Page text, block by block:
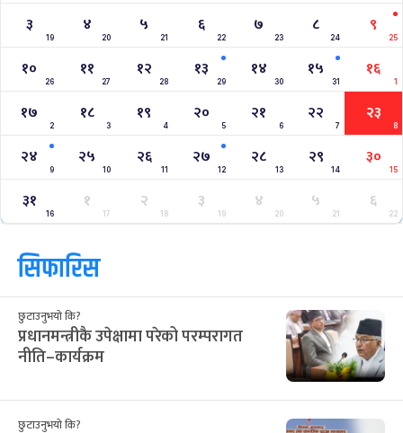
३
19
४
20
५
21
६
22
७
23
८
24
९
25
१०
26
११
27
१२
28
१३
29
१४
30
१५
31
१६
1
१७
2
१८
3
१९
4
२०
5
२१
6
२२
7
२३
8
२४
9
२५
10
२६
11
२७
12
२८
13
२९
14
३०
15
३१
16
१
17
२
18
३
19
४
20
५
21
६
22
सिफारिस
छुटाउनुभयो कि?
प्रधानमन्त्रीकै उपेक्षामा परेको परम्परागत
नीति–कार्यक्रम
छुटाउनुभयो कि?